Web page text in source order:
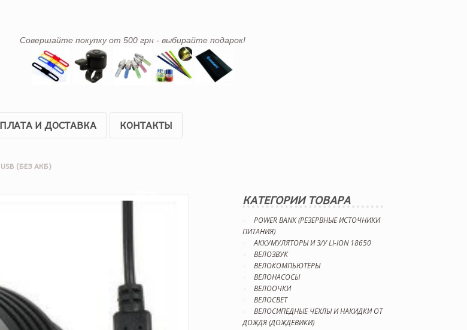
Совершайте покупку от 500 грн - выбирайте подарок!
И ДОСТАВКА КОНТАКТЫ
(БЕЗ АКБ)
399 грн. КАТЕГОРИИ ТОВАРА
POWER BANK (РЕЗЕРВНЫЕ ИСТОЧНИКИ
ПИТАНИЯ)
АККУМУЛЯТОРЫ И З/У LI-ION 18650
ВЕЛОЗВУК
ВЕЛОКОМПЬЮТЕРЫ
ВЕЛОНАСОСЫ
ВЕЛООЧКИ
ВЕЛОСВЕТ
ВЕЛОСИПЕДНЫЕ ЧЕХЛЫ И НАКИДКИ ОТ
ДОЖДЯ (ДОЖДЕВИКИ)